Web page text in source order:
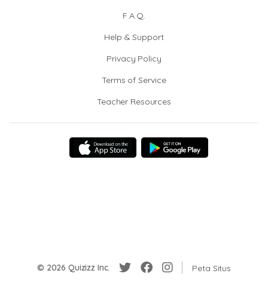
F.A.Q.
Help & Support
Privacy Policy
Terms of Service
Teacher Resources
© 2026 Quizizz Inc. Peta Situs